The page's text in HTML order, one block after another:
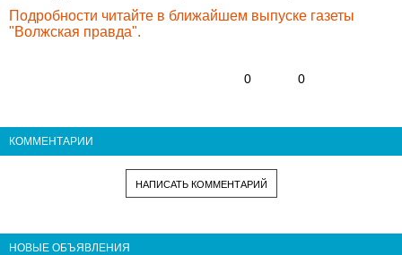
Подробности читайте в ближайшем выпуске газеты
"Волжская правда".
0 0
КОММЕНТАРИИ
НАПИСАТЬ КОММЕНТАРИЙ
НОВЫЕ ОБЪЯВЛЕНИЯ